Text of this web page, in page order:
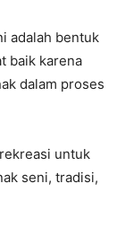
adalah bentuk
baik karena
dalam proses
untuk
seni, tradisi,